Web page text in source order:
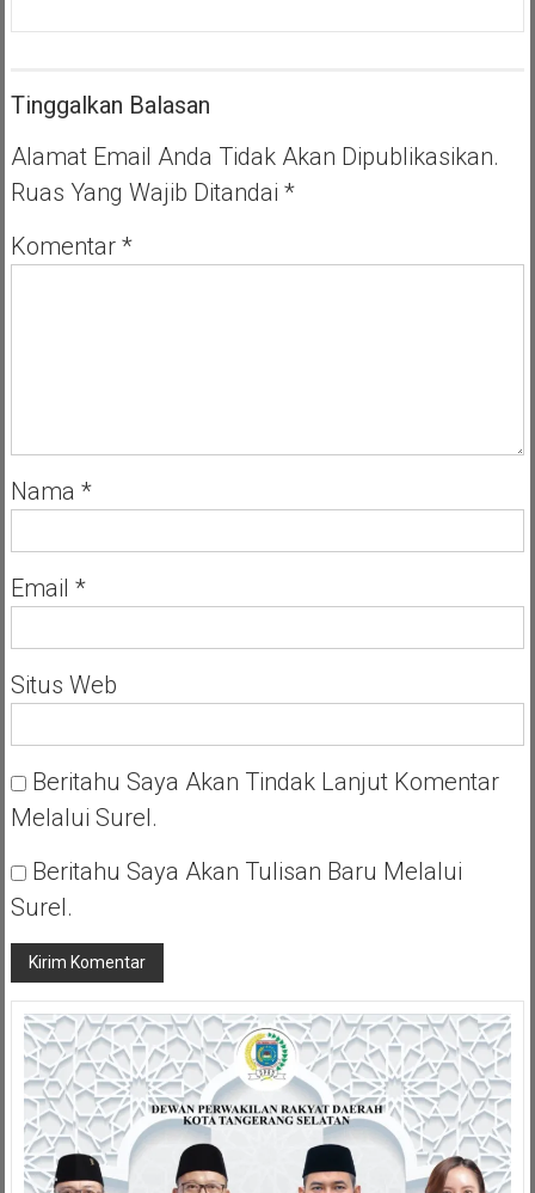
Diperbaiki
Tinggalkan Balasan
Alamat Email Anda Tidak Akan Dipublikasikan.
Ruas Yang Wajib Ditandai *
Komentar *
Nama *
Email *
Situs Web
Beritahu Saya Akan Tindak Lanjut Komentar
Melalui Surel.
Beritahu Saya Akan Tulisan Baru Melalui
Surel.